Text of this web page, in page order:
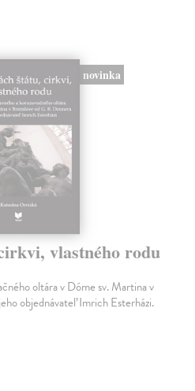
novinka
vlastného rodu
oltára v Dóme sv. Martina v
objednávateľ Imrich Esterházi.